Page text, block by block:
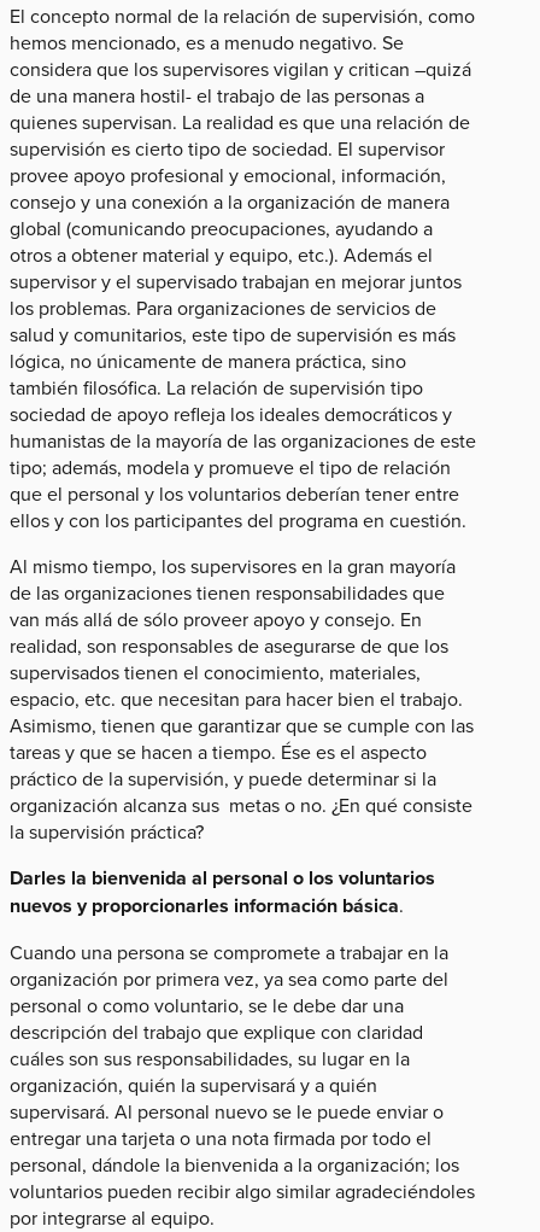
El concepto normal de la relación de supervisión, como
hemos mencionado, es a menudo negativo. Se
considera que los supervisores vigilan y critican –quizá
de una manera hostil- el trabajo de las personas a
quienes supervisan. La realidad es que una relación de
supervisión es cierto tipo de sociedad. El supervisor
provee apoyo profesional y emocional, información,
consejo y una conexión a la organización de manera
global (comunicando preocupaciones, ayudando a
otros a obtener material y equipo, etc.). Además el
supervisor y el supervisado trabajan en mejorar juntos
los problemas. Para organizaciones de servicios de
salud y comunitarios, este tipo de supervisión es más
lógica, no únicamente de manera práctica, sino
también filosófica. La relación de supervisión tipo
sociedad de apoyo refleja los ideales democráticos y
humanistas de la mayoría de las organizaciones de este
tipo; además, modela y promueve el tipo de relación
que el personal y los voluntarios deberían tener entre
ellos y con los participantes del programa en cuestión.
Al mismo tiempo, los supervisores en la gran mayoría
de las organizaciones tienen responsabilidades que
van más allá de sólo proveer apoyo y consejo. En
realidad, son responsables de asegurarse de que los
supervisados tienen el conocimiento, materiales,
espacio, etc. que necesitan para hacer bien el trabajo.
Asimismo, tienen que garantizar que se cumple con las
tareas y que se hacen a tiempo. Ése es el aspecto
práctico de la supervisión, y puede determinar si la
organización alcanza sus metas o no. ¿En qué consiste
la supervisión práctica?
Darles la bienvenida al personal o los voluntarios
nuevos y proporcionarles información básica.
Cuando una persona se compromete a trabajar en la
organización por primera vez, ya sea como parte del
personal o como voluntario, se le debe dar una
descripción del trabajo que explique con claridad
cuáles son sus responsabilidades, su lugar en la
organización, quién la supervisará y a quién
supervisará. Al personal nuevo se le puede enviar o
entregar una tarjeta o una nota firmada por todo el
personal, dándole la bienvenida a la organización; los
voluntarios pueden recibir algo similar agradeciéndoles
por integrarse al equipo.